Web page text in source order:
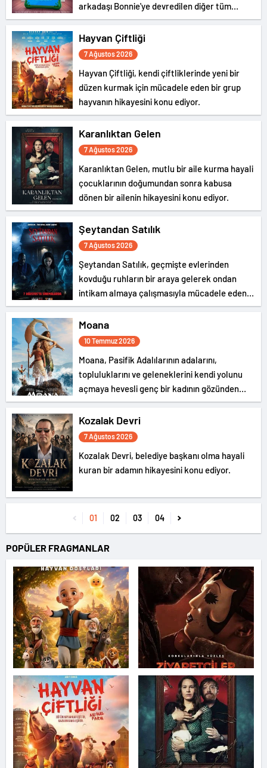
arkadaşı Bonnie'ye devredilen diğer tüm
oyuncaklar geri döndü ve yeni bir macera
başlıyor.
Hayvan Çiftliği
7 Ağustos 2026
Hayvan Çiftliği, kendi çiftliklerinde yeni bir
düzen kurmak için mücadele eden bir grup
hayvanın hikayesini konu ediyor.
Karanlıktan Gelen
7 Ağustos 2026
Karanlıktan Gelen, mutlu bir aile kurma hayali
çocuklarının doğumundan sonra kabusa
dönen bir ailenin hikayesini konu ediyor.
Şeytandan Satılık
7 Ağustos 2026
Şeytandan Satılık, geçmişte evlerinden
kovduğu ruhların bir araya gelerek ondan
intikam almaya çalışmasıyla mücadele eden
bir şeytan kovucunun hikayesini konu ediyor.
Moana
10 Temmuz 2026
Moana, Pasifik Adalılarının adalarını,
topluluklarını ve geleneklerini kendi yolunu
açmaya hevesli genç bir kadının gözünden
anlatıyor.
Kozalak Devri
7 Ağustos 2026
Kozalak Devri, belediye başkanı olma hayali
kuran bir adamın hikayesini konu ediyor.
01 02 03 04
POPÜLER FRAGMANLAR